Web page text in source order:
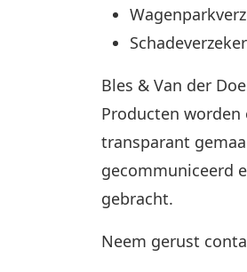
Bles & Van der
Producten
transparant
gecommuniceerd
gebracht.
Neem gerust